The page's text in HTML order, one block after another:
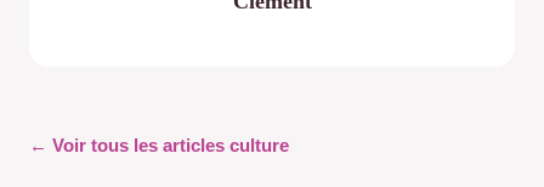
← Voir tous les articles culture